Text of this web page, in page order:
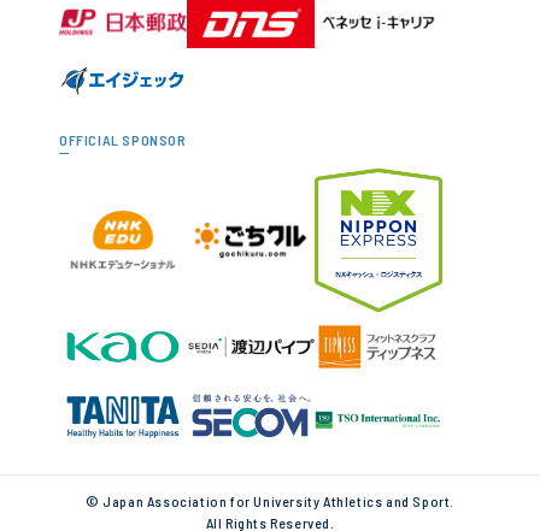
OFFICIAL SPONSOR
© Japan Association for University Athletics and Sport.
All Rights Reserved.